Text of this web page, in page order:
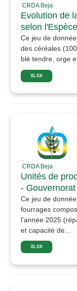
CRDA Beja
Evolution de
selon
Ce jeu de
des céréales
blé tendre, orge
XLSX
CRDA Beja
Unités de
-
Ce jeu de
fourrages
l'année 2025
et capacité de...
XLSX